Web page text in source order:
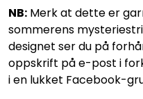
NB: Merk at dette er
sommerens
designet ser du på
oppskrift på e-post i
i en lukket Facebook-